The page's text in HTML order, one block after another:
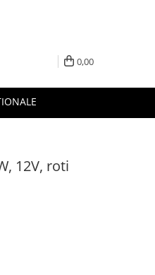
0,00
12V, roti